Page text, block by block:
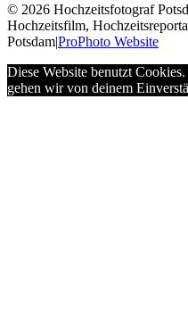
© 2026 Hochzeitsfotograf
Hochzeitsfilm,
Potsdam|ProPhoto Website
Diese Website benutzt
gehen wir von deinem